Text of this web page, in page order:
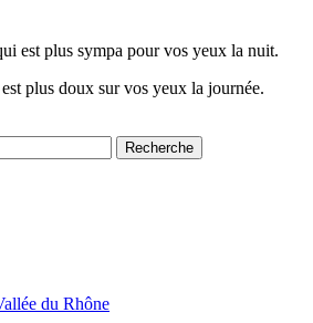
est plus sympa pour vos yeux la nuit.
plus doux sur vos yeux la journée.
Recherche